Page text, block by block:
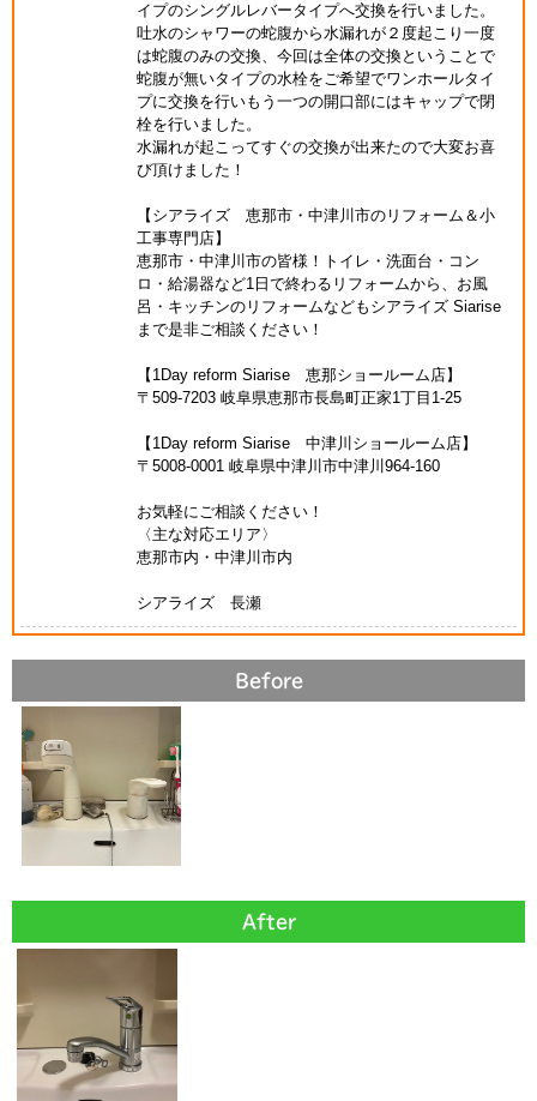
イプのシングルレバータイプへ交換を行いました。
吐水のシャワーの蛇腹から水漏れが２度起こり一度
は蛇腹のみの交換、今回は全体の交換ということで
蛇腹が無いタイプの水栓をご希望でワンホールタイ
プに交換を行いもう一つの開口部にはキャップで閉
栓を行いました。
水漏れが起こってすぐの交換が出来たので大変お喜
び頂けました！
【シアライズ 恵那市・中津川市のリフォーム＆小
工事専門店】
恵那市・中津川市の皆様！トイレ・洗面台・コン
ロ・給湯器など1日で終わるリフォームから、お風
呂・キッチンのリフォームなどもシアライズ Siarise
まで是非ご相談ください！
【1Day reform Siarise 恵那ショールーム店】
〒509-7203 岐阜県恵那市長島町正家1丁目1-25
【1Day reform Siarise 中津川ショールーム店】
〒5008-0001 岐阜県中津川市中津川964-160
お気軽にご相談ください！
〈主な対応エリア〉
恵那市内・中津川市内
シアライズ 長瀬
Before
After